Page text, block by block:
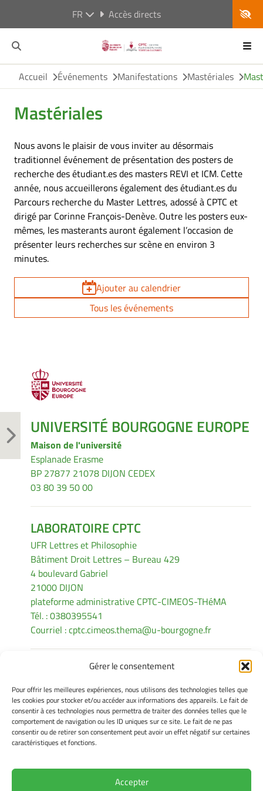
Gérer le consentement
Pour offrir les meilleures expériences, nous utilisons des technologies telles que
les cookies pour stocker et/ou accéder aux informations des appareils. Le fait de
consentir à ces technologies nous permettra de traiter des données telles que le
comportement de navigation ou les ID uniques sur ce site. Le fait de ne pas
consentir ou de retirer son consentement peut avoir un effet négatif sur certaines
caractéristiques et fonctions.
Accepter
FR Accès directs
Accueil Événements Manifestations Mastériales
Mastériales
Nous avons le plaisir de vous inviter au désormais
traditionnel événement de présentation des posters de
recherche des étudiant.es des masters REVI et ICM. Cette
année, nous accueillerons également des étudiant.es du
Parcours recherche du Master Lettres, adossé à CPTC et
dirigé par Corinne François-Denève. Outre les posters eux-
mêmes, les masterants auront également l’occasion de
présenter leurs recherches sur scène en environ 3
minutes.
Ajouter au calendrier
Tous les événements
UNIVERSITÉ BOURGOGNE EUROPE
Maison de l'université
Esplanade Erasme
BP 27877 21078 DIJON CEDEX
03 80 39 50 00
LABORATOIRE CPTC
UFR Lettres et Philosophie
Bâtiment Droit Lettres – Bureau 429
4 boulevard Gabriel
21000 DIJON
plateforme administrative CPTC-CIMEOS-THéMA
Tél. : 0380395541
Courriel :cptc.cimeos.thema@u-bourgogne.fr
INFORMATIONS LÉGALES
Mentions légales
Gérer mes cookies
Politique de cookies
Déclaration de confidentialité